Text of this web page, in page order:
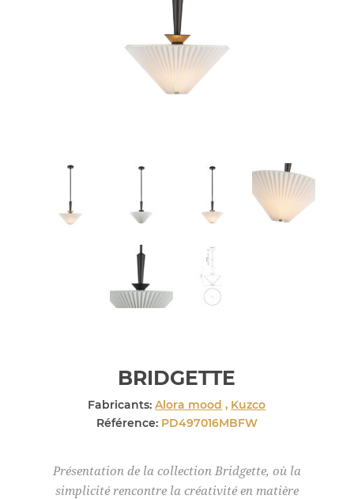
BRIDGETTE
Fabricants: Alora mood , Kuzco
Référence: PD497016MBFW
Présentation de la collection Bridgette, où la
simplicité rencontre la créativité en matière